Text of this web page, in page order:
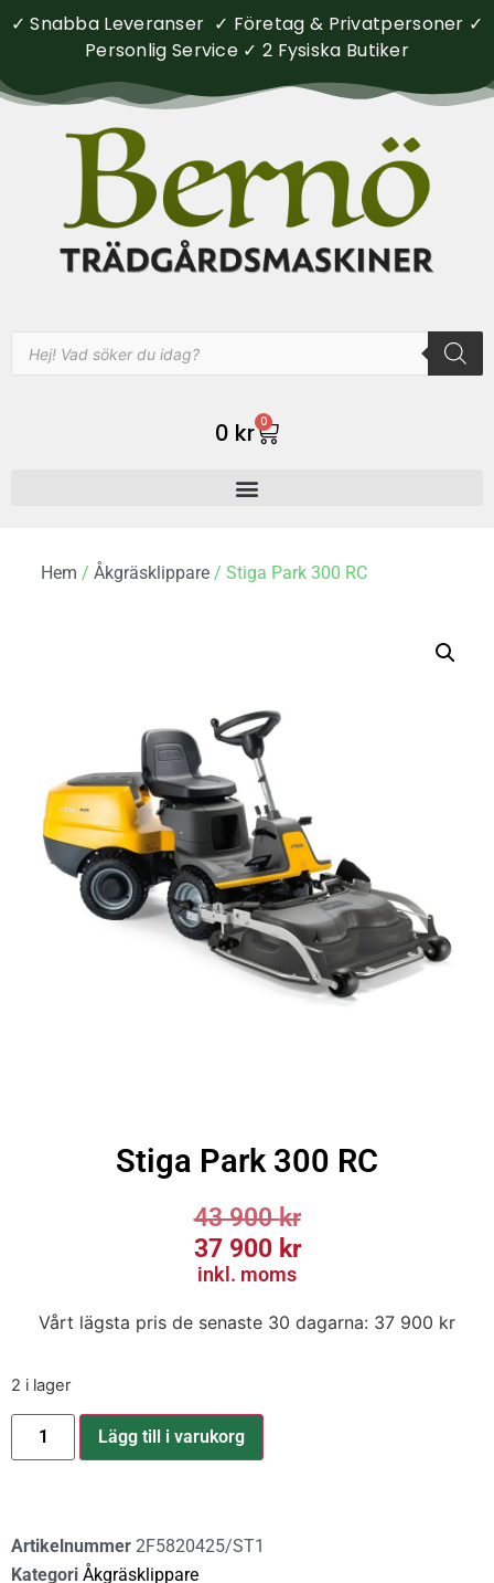
✓ Snabba Leveranser ✓ Företag & Privatpersoner ✓
Personlig Service ✓ 2 Fysiska Butiker
0 kr 0
Hem / Åkgräsklippare / Stiga Park 300 RC
Stiga Park 300 RC
43 900kr
37 900 kr
inkl. moms
Vårt lägsta pris de senaste 30 dagarna: 37 900 kr
2 i lager
Lägg till i varukorg
Artikelnummer 2F5820425/ST1
Kategori Åkgräsklippare